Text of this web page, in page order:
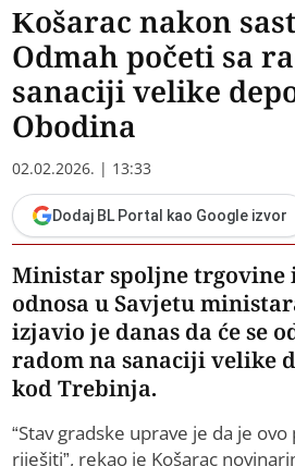
Košarac nakon
Odmah početi sa
sanaciji velike
Obodina
02.02.2026. | 13:33
Dodaj BL Portal kao Google izvor
Ministar spoljne trgovine
odnosa u Savjetu
izjavio je danas da će se
radom na sanaciji velike
kod Trebinja.
“Stav gradske uprave je da je
riješiti”, rekao je Košarac